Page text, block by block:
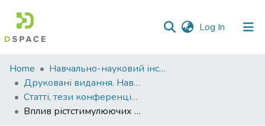
Log In (current)
Communities
&
Collections
All of DSpace
Home
Навчально-науковий інститут агротехнологій, селекції та екології
Друковані видання. Навчально-науковий інститут агротехнологій, селекції та екології
Статті, тези конференцій. Навчально-науковий інститут агротехнологій, селекції та екології
Вплив рістстимулюючих препаратів на елементи насіннєвої продуктивності буряків цукрових